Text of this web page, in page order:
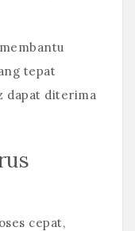
tepat
dapat diterima
cepat,